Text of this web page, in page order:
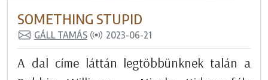
SOMETHING STUPID
GÁLL TAMÁS 2023-06-21
A dal címe láttán legtöbbünknek talán a